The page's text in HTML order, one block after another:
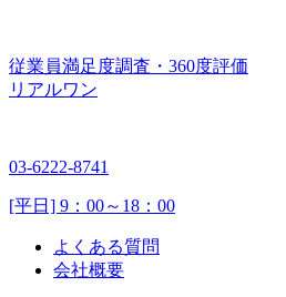
従業員満足度調査・360度評価
リアルワン
03-6222-8741
[平日] 9：00～18：00
よくある質問
会社概要